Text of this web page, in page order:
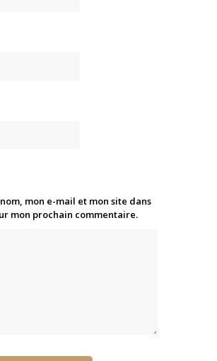
mon e-mail et mon site dans
mon prochain commentaire.